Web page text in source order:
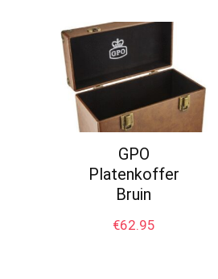
GPO
Platenkoffer
Bruin
€62.95